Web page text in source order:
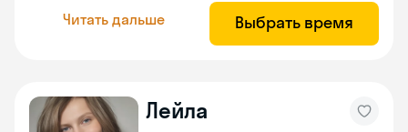
Читать дальше Выбрать время
Лейла